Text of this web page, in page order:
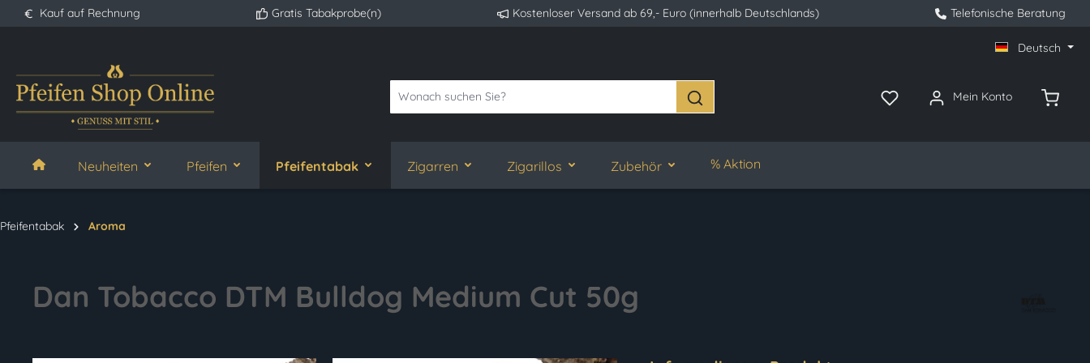
Zur Hauptnavigation springen
Kauf auf Rechnung Gratis Tabakprobe(n) Kostenloser Versand ab 69,- Euro (innerhalb Deutschlands) Telefonische Beratung
Deutsch
Mein Konto
Neuheiten Pfeifen Pfeifentabak Zigarren Zigarillos Zubehör % Aktion
Pfeifentabak Aroma
Dan Tobacco DTM Bulldog Medium Cut 50g